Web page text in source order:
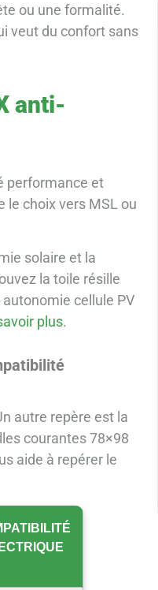
ou une formalité.
veut du confort sans
anti-
performance et
le choix vers MSL ou
solaire et la
la toile résille
cellule PV
plus.
autre repère est la
courantes 78×98
aide à repérer le